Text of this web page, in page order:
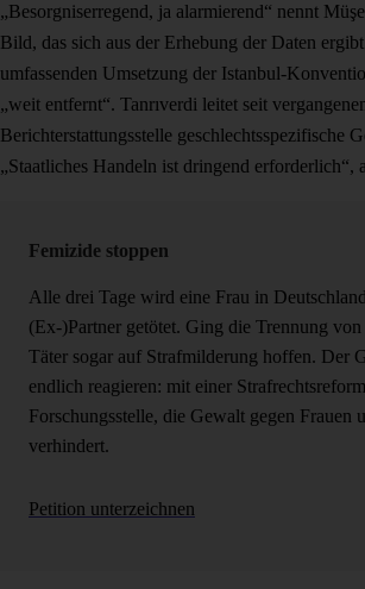
„Besorgniserregend, ja alarmierend“ nennt
Bild, das sich aus der Erhebung der Daten
umfassenden Umsetzung der Istanbul-
„weit entfernt“. Tanrıverdi leitet seit
Berichterstattungsstelle geschlechtsspezifische
„Staatliches Handeln ist dringend erforderlich“,
Femizide stoppen
Alle drei Tage wird eine Frau in
(Ex-)Partner getötet. Ging die Trennung
Täter sogar auf Strafmilderung hoffen. Der
endlich reagieren: mit einer
Forschungsstelle, die Gewalt gegen Frauen
verhindert.
Petition unterzeichnen